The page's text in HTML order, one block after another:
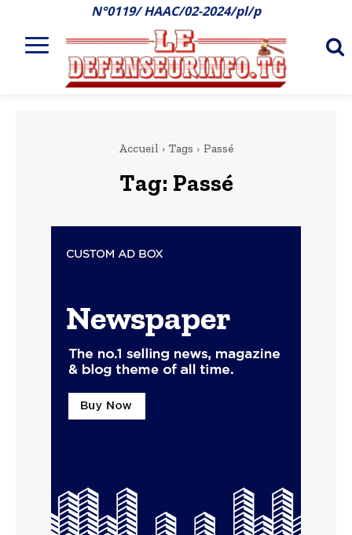
N°0119/ HAAC/02-2024/pl/p
Accueil Tags Passé
Tag: Passé